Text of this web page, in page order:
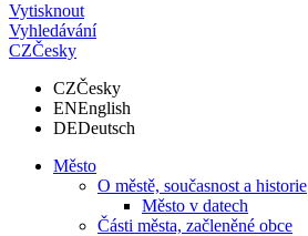
Vytisknout
Vyhledávání
CZČesky
CZČesky
ENEnglish
DEDeutsch
Město
O městě, současnost a historie
Město v datech
Části města, začleněné obce